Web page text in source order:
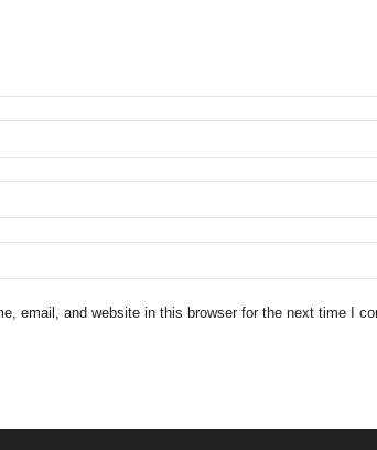
email, and website in this browser for the next time I